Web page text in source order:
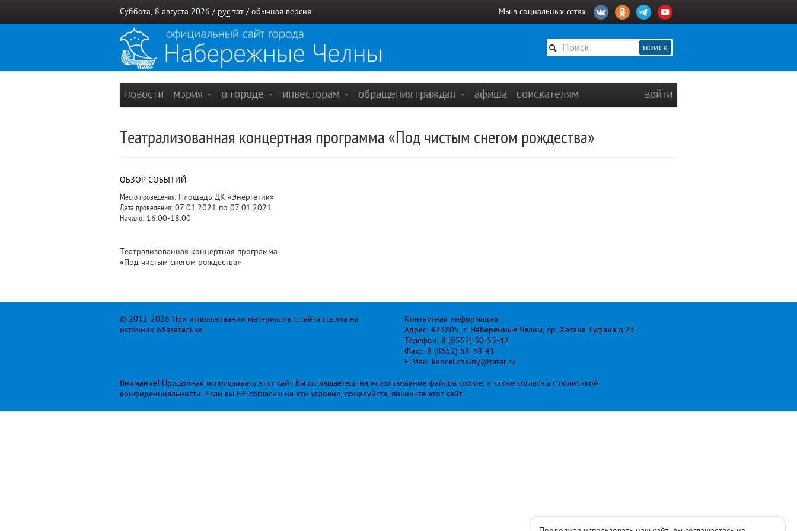
Суббота, 8 августа 2026 / рус тат / обычная версия Мы в социальных сетях
поиск
новости мэрия о городе инвесторам обращения граждан афиша соискателям войти
Театрализованная концертная программа «Под чистым снегом рождества»
ОБЗОР СОБЫТИЙ
Место проведения: Площадь ДК «Энергетик»
Дата проведения: 07.01.2021 по 07.01.2021
Начало: 16.00-18.00
Театрализованная концертная программа
«Под чистым снегом рождества»
© 2012-2026 При использовании материалов с сайта ссылка на
источник обязательна.
Контактная информация:
Адрес: 423805, г. Набережные Челны, пр. Хасана Туфана д.23
Телефон: 8 (8552) 30-55-42
Факс: 8 (8552) 58-38-41
E-Mail: kancel.chelny@tatar.ru
Внимание! Продолжая использовать этот сайт Вы соглашаетесь на использование файлов cookie, а также согласны с политикой
конфиденциальности. Если вы НЕ согласны на эти условия, пожалуйста, покиньте этот сайт